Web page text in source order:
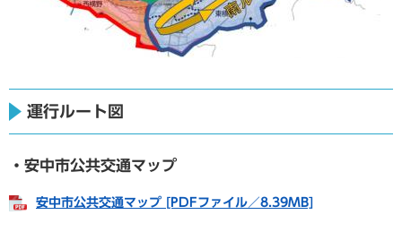
運行ルート図
・安中市公共交通マップ
安中市公共交通マップ [PDFファイル／8.39MB]